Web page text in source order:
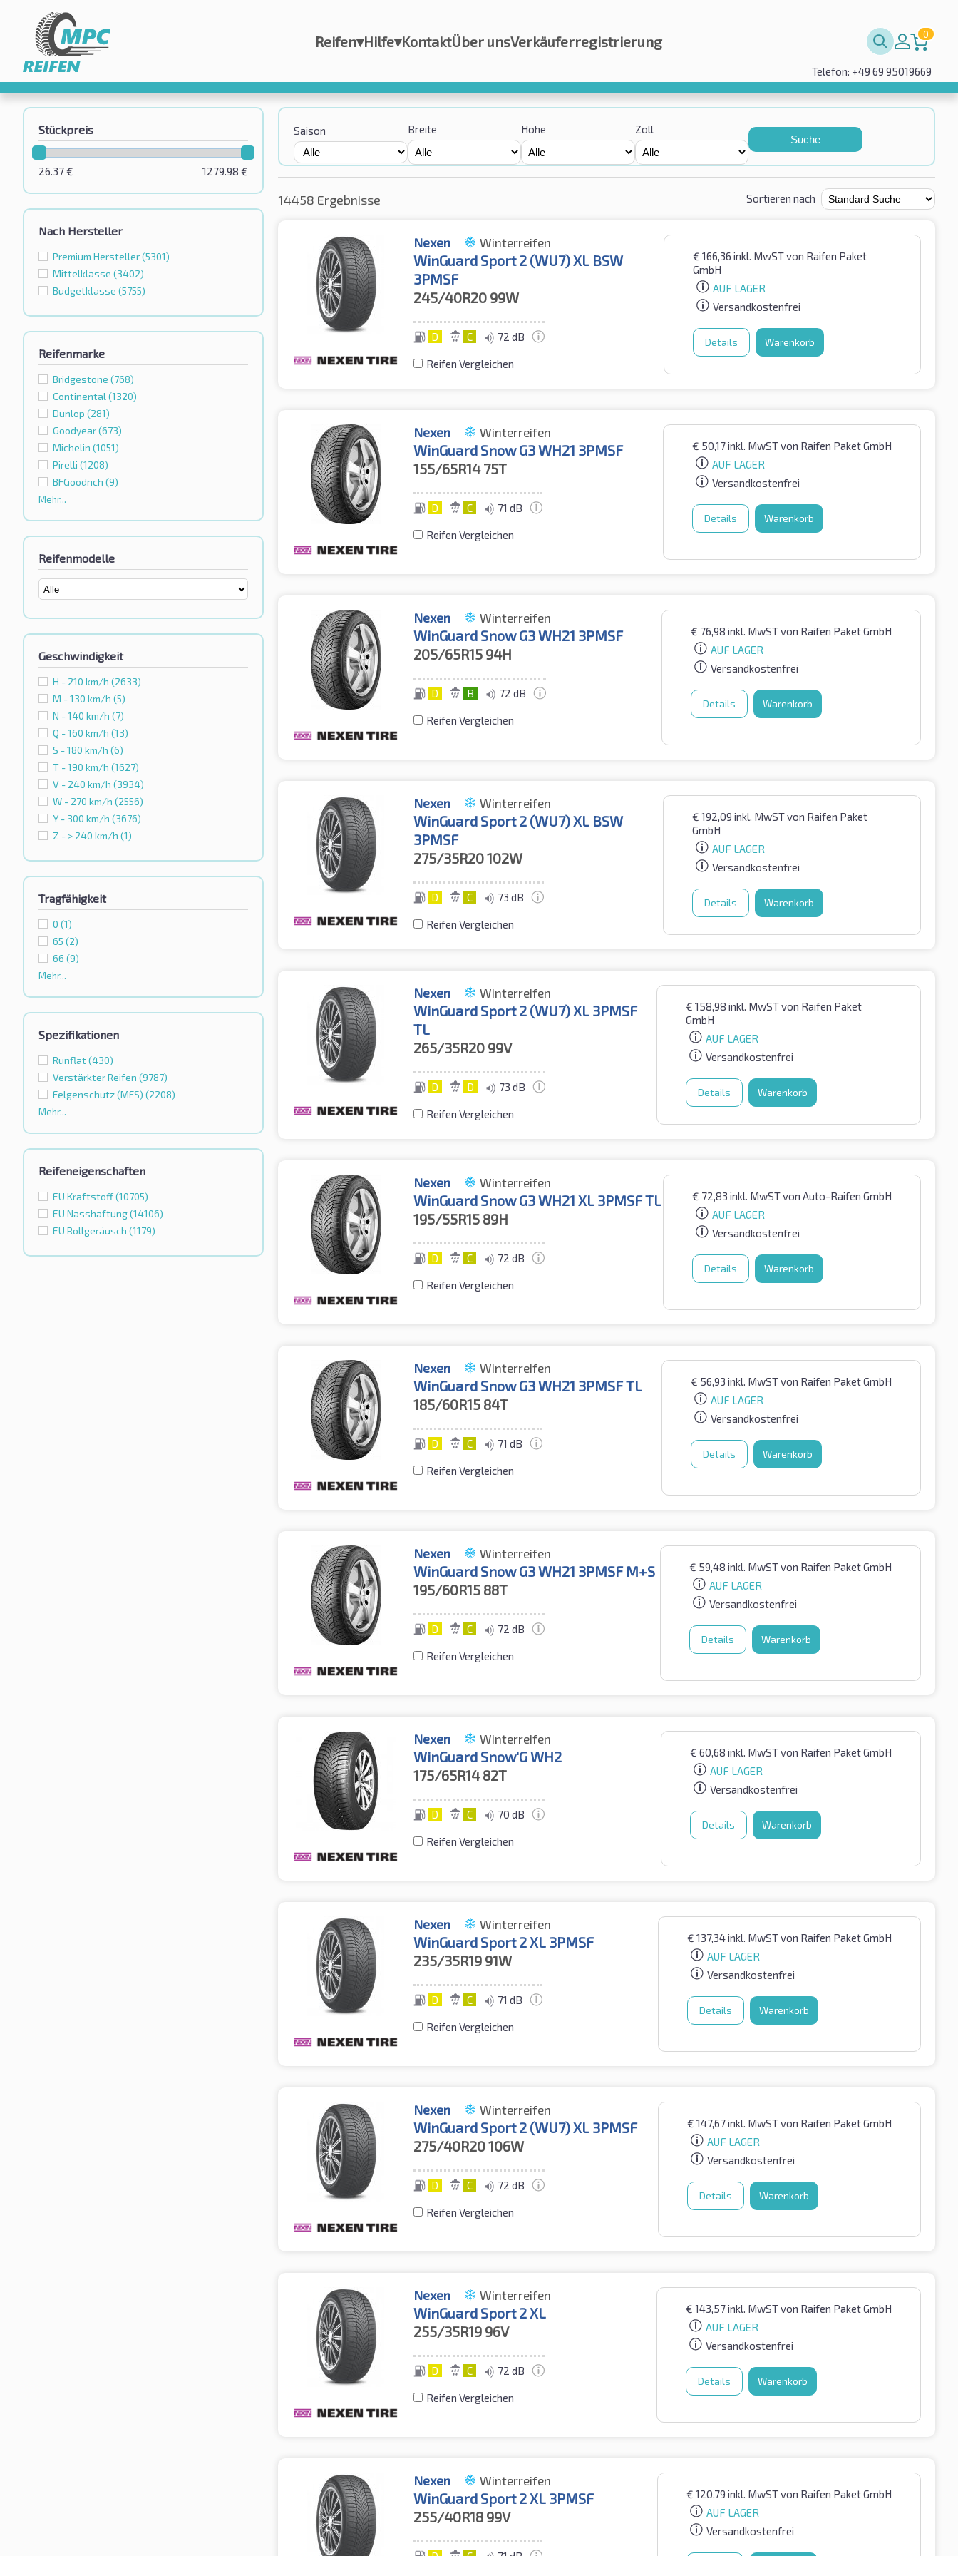
Reifen▾Hilfe▾KontaktÜber unsVerkäuferregistrierung 0
Telefon: +49 69 95019669
Stückpreis
1279.98 €
26.37€
Nach Hersteller
Premium Hersteller(5301)
Mittelklasse (3402)
Budgetklassе (5755)
Reifenmarke
Bridgestone (768)
Continental (1320)
Dunlop (281)
Goodyear(673)
Michelin (1051)
Pirelli (1208)
BFGoodrich (9)
Mehr...
Reifenmodelle
Geschwindigkeit
H - 210 km/h (2633)
M - 130 km/h (5)
N - 140 km/h (7)
Q - 160 km/h (13)
S - 180 km/h (6)
T - 190 km/h (1627)
V - 240 km/h (3934)
W - 270 km/h (2556)
Y - 300 km/h (3676)
Z - > 240 km/h (1)
Tragfähigkeit
0 (1)
65 (2)
66 (9)
Mehr...
Spezifikationen
Runflat(430)
Verstärkter Reifen (9787)
Felgenschutz (MFS) (2208)
Mehr...
Reifeneigenschaften
EU Kraftstoff(10705)
EU Nasshaftung(14106)
EU Rollgeräusch (1179)
Saison Breite Höhe Zoll
Suche
14458 Ergebnisse Sortieren nach
Nexen Winterreifen
WinGuard Sport 2 (WU7) XL BSW
3PMSF
245/40R20 99W
D C 72 dB
Reifen Vergleichen
€ 166,36 inkl. MwSTvon Raifen Paket
GmbH
AUF LAGER
Versandkostenfrei
Details Warenkorb
Nexen Winterreifen
WinGuard Snow G3 WH21 3PMSF
155/65R1475T
D C 71 dB
Reifen Vergleichen
€ 50,17inkl. MwSTvon Raifen Paket GmbH
AUF LAGER
Versandkostenfrei
Details Warenkorb
Nexen Winterreifen
WinGuard Snow G3 WH21 3PMSF
205/65R15 94H
D B 72 dB
Reifen Vergleichen
€ 76,98 inkl. MwSTvon Raifen Paket GmbH
AUF LAGER
Versandkostenfrei
Details Warenkorb
Nexen Winterreifen
WinGuard Sport 2 (WU7) XL BSW
3PMSF
275/35R20102W
D C 73 dB
Reifen Vergleichen
€ 192,09 inkl. MwSTvon Raifen Paket
GmbH
AUF LAGER
Versandkostenfrei
Details Warenkorb
Nexen Winterreifen
WinGuard Sport 2 (WU7) XL 3PMSF
TL
265/35R20 99V
D D 73 dB
Reifen Vergleichen
€ 158,98 inkl. MwSTvon Raifen Paket
GmbH
AUF LAGER
Versandkostenfrei
Details Warenkorb
Nexen Winterreifen
WinGuard Snow G3 WH21 XL 3PMSF TL
195/55R15 89H
D C 72 dB
Reifen Vergleichen
€ 72,83 inkl. MwSTvon Auto-Raifen GmbH
AUF LAGER
Versandkostenfrei
Details Warenkorb
Nexen Winterreifen
WinGuard Snow G3 WH21 3PMSF TL
185/60R15 84T
D C 71 dB
Reifen Vergleichen
€ 56,93 inkl. MwSTvon Raifen Paket GmbH
AUF LAGER
Versandkostenfrei
Details Warenkorb
Nexen Winterreifen
WinGuard Snow G3 WH21 3PMSF M+S
195/60R15 88T
D C 72 dB
Reifen Vergleichen
€ 59,48 inkl. MwSTvon Raifen Paket GmbH
AUF LAGER
Versandkostenfrei
Details Warenkorb
Nexen Winterreifen
WinGuard Snow'G WH2
175/65R1482T
D C 70 dB
Reifen Vergleichen
€ 60,68 inkl. MwSTvon Raifen Paket GmbH
AUF LAGER
Versandkostenfrei
Details Warenkorb
Nexen Winterreifen
WinGuard Sport 2 XL 3PMSF
235/35R19 91W
D C 71 dB
Reifen Vergleichen
€ 137,34inkl. MwSTvon Raifen Paket GmbH
AUF LAGER
Versandkostenfrei
Details Warenkorb
Nexen Winterreifen
WinGuard Sport 2 (WU7) XL 3PMSF
275/40R20106W
D C 72 dB
Reifen Vergleichen
€ 147,67inkl. MwSTvon Raifen Paket GmbH
AUF LAGER
Versandkostenfrei
Details Warenkorb
Nexen Winterreifen
WinGuard Sport 2 XL
255/35R19 96V
D C 72 dB
Reifen Vergleichen
€ 143,57inkl. MwSTvon Raifen Paket GmbH
AUF LAGER
Versandkostenfrei
Details Warenkorb
Nexen Winterreifen
WinGuard Sport 2 XL 3PMSF
255/40R18 99V
€ 120,79 inkl. MwSTvon Raifen Paket GmbH
AUF LAGER
Versandkostenfrei